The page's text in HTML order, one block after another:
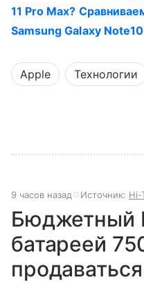
11 Pro Max?
Samsung Galaxy
Apple Технологии
9 часов назад Источник: Hi-
Бюджетный
батареей